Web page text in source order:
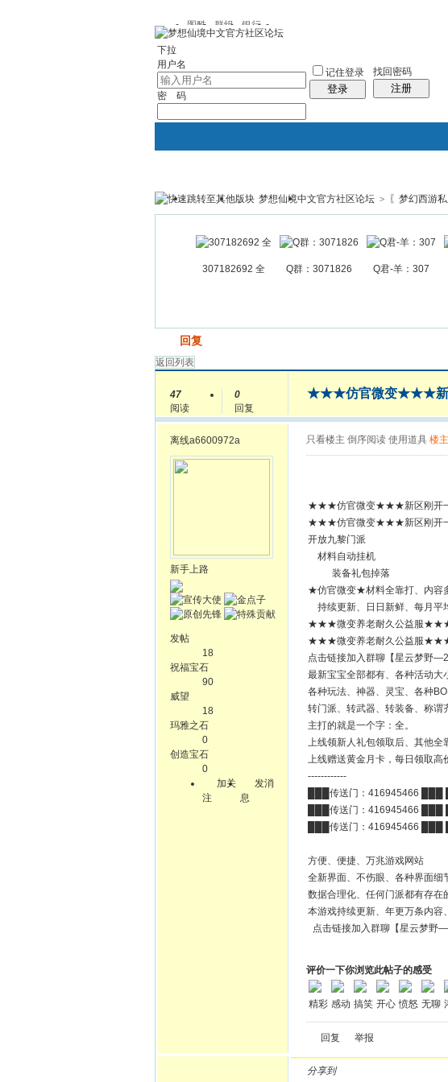
图酷 群组 银行
下拉
用户名
密 码
记住登录
登录
找回密码
注册
银行 群组聚合 我的空间
梦想仙境中文官方社区论坛 > 〖梦幻西游私
307182692 全 Q群：3071826 Q君-羊：307
回复
返回列表
47
阅读
0
回复
★★★仿官微变★★★新
离线a6600972a
新手上路
发帖
18
祝福宝石
90
威望
18
玛雅之石
0
创造宝石
0
加关
注
发消
息
只看楼主 倒序阅读 使用道具 楼主
★★★仿官微变★★★新区刚开一
★★★仿官微变★★★新区刚开一
开放九黎门派
材料自动挂机
装备礼包掉落
★仿官微变★材料全靠打、内
持续更新、日日新鲜、每月平
★★★微变养老耐久公益服★★★
★★★微变养老耐久公益服★★★
点击链接加入群聊【星云梦野
最新宝宝全部都有、各种活动大
各种玩法、神器、灵宝、各种
转门派、转武器、转装备、称谓
主打的就是一个字：全。
上线领新人礼包领取后、其他全
上线赠送黄金月卡，每日领取高
------------
███传送门：416945466 ███
███传送门：416945466 ███
███传送门：416945466 ███
方便、便捷、万兆游戏网站
全新界面、不伤眼、各种界面细
数据合理化、任何门派都有存在
本游戏持续更新、年更万条内容
点击链接加入群聊【星云梦野
评价一下你浏览此帖子的感受
精彩 感动 搞笑 开心 愤怒 无聊
回复 举报
分享到